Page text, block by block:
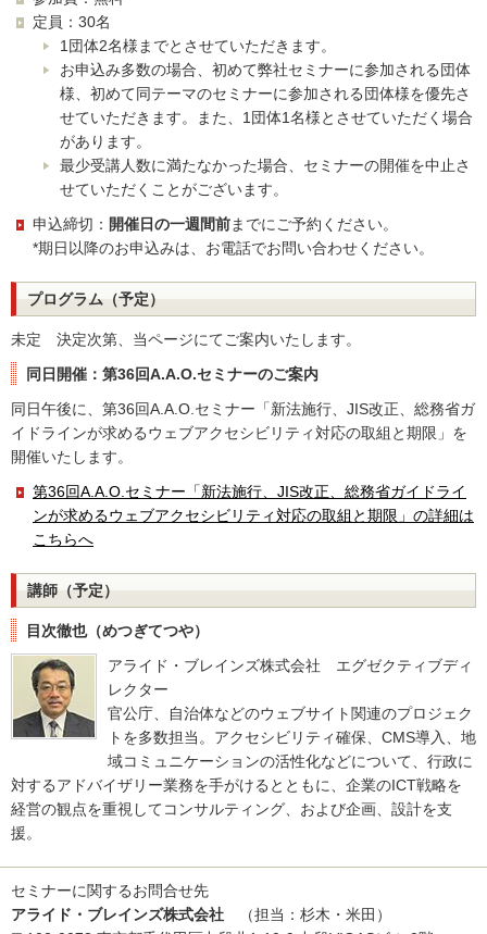
定員：30名
1団体2名様までとさせていただきます。
お申込み多数の場合、初めて弊社セミナーに参加される団体
様、初めて同テーマのセミナーに参加される団体様を優先さ
せていただきます。また、1団体1名様とさせていただく場合
があります。
最少受講人数に満たなかった場合、セミナーの開催を中止さ
せていただくことがございます。
申込締切： 開催日の一週間前までにご予約ください。
*期日以降のお申込みは、お電話でお問い合わせください。
プログラム（予定）
未定 決定次第、当ページにてご案内いたします。
同日開催：第36回A.A.O.セミナーのご案内
同日午後に、第36回A.A.O.セミナー「新法施行、JIS改正、総務省ガ
イドラインが求めるウェブアクセシビリティ対応の取組と期限」を
開催いたします。
第36回A.A.O.セミナー「新法施行、JIS改正、総務省ガイドライ
ンが求めるウェブアクセシビリティ対応の取組と期限」の詳細は
こちらへ
講師（予定）
目次徹也（めつぎてつや）
アライド・ブレインズ株式会社 エグゼクティブディ
レクター
官公庁、自治体などのウェブサイト関連のプロジェク
トを多数担当。アクセシビリティ確保、CMS導入、地
域コミュニケーションの活性化などについて、行政に
対するアドバイザリー業務を手がけるとともに、企業のICT戦略を
経営の観点を重視してコンサルティング、および企画、設計を支
援。
セミナーに関するお問合せ先
アライド・ブレインズ株式会社 （担当：杉木・米田）